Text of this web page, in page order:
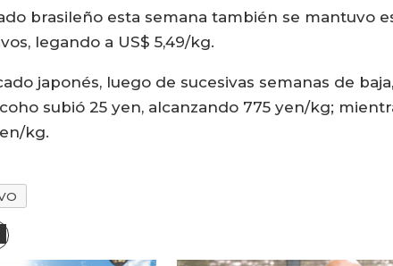
brasileño esta semana también se mantuvo
legando a US$ 5,49/kg.
japonés, luego de sucesivas semanas de
subió 25 yen, alcanzando 775 yen/kg;
kg.